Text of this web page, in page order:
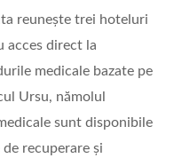
reuneşte trei hoteluri
acces direct la
medicale bazate pe
Ursu, nămolul
sunt disponibile
recuperare şi